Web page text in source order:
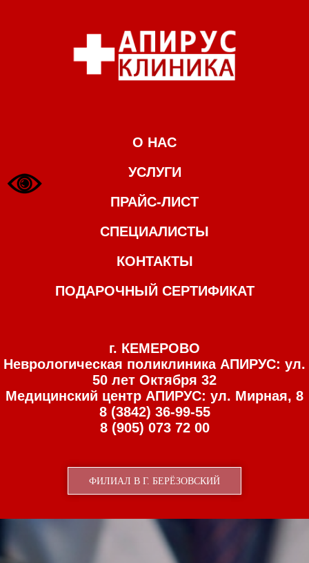
О НАС
УСЛУГИ
ПРАЙС-ЛИСТ
СПЕЦИАЛИСТЫ
КОНТАКТЫ
ПОДАРОЧНЫЙ СЕРТИФИКАТ
г. КЕМЕРОВО
Неврологическая поликлиника АПИРУС: ул.
50 лет Октября 32
Медицинский центр АПИРУС: ул. Мирная, 8
8 (3842) 36-99-55
8 (905) 073 72 00
ФИЛИАЛ В Г. БЕРЁЗОВСКИЙ